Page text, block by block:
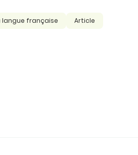
langue française Article